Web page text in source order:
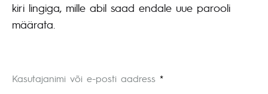
kiri lingiga, mille abil saad endale uue parooli
määrata.
Kasutajanimi või e-posti aadress *Nõutud